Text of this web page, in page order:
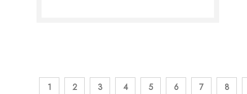
1 2 3 4 5 6 7 8